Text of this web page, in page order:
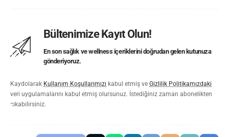
Bültenimize Kayıt Olun!
En son sağlık ve wellness içeriklerini doğrudan gelen kutunuza
gönderiyoruz.
Kaydolarak Kullanım Koşullarımızı kabul etmiş ve Gizlilik Politikamızdaki
veri uygulamalarını kabul etmiş olursunuz. İstediğiniz zaman abonelikten
çıkabilirsiniz.